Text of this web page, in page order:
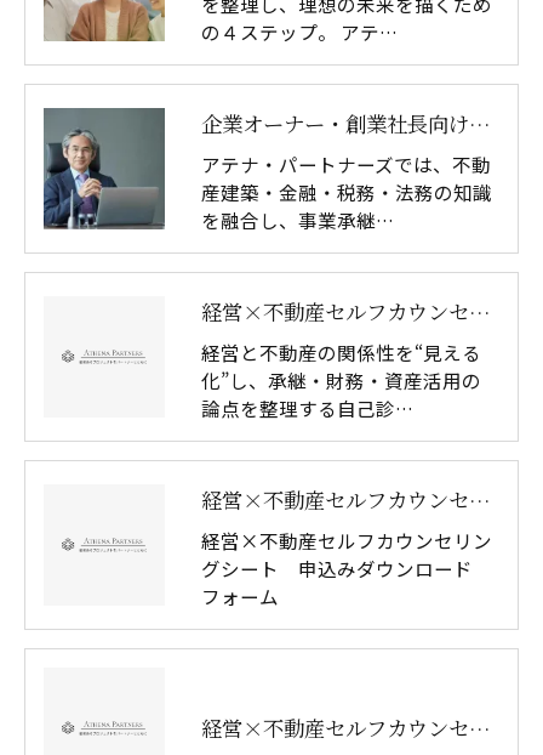
の４ステップ。 アテ…
企業オーナー・創業社長向けサービス
アテナ・パートナーズでは、不動
産建築・金融・税務・法務の知識
を融合し、事業承継…
経営×不動産セルフカウンセリングシート
経営と不動産の関係性を“見える
化”し、承継・財務・資産活用の
論点を整理する自己診…
経営×不動産セルフカウンセリングシート ダウンロード
経営×不動産セルフカウンセリン
グシート 申込みダウンロード
フォーム
経営×不動産セルフカウンセリングシート ダウンロード ページ